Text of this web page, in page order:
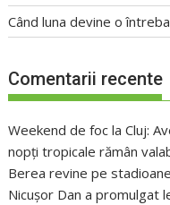
Când luna devine o
Comentarii recente
Weekend de foc la Cluj:
nopți tropicale rămân
Berea revine pe
Nicușor Dan a promulgat